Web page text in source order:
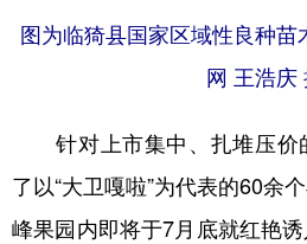
图为临猗县国家区域性良种
网 王浩庆
针对上市集中、扎堆压价
了以“大卫嘎啦”为代表的60余
峰果园内即将于7月底就红艳